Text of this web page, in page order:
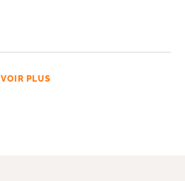
VOIR PLUS